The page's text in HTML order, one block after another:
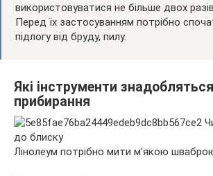
використовуватися не більше двох
Перед їх застосуванням потрібно
підлогу від бруду, пилу.
Які інструменти
прибирання
Лінолеум потрібно мити м’якою